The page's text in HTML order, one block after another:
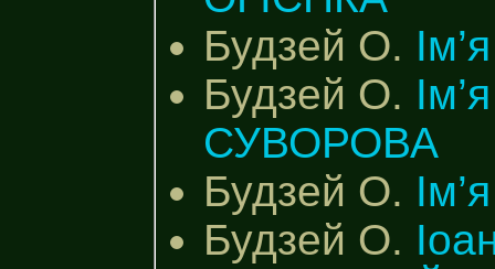
Будзей О.
Будзей О.
СУВОРОВА
Будзей О.
Будзей О.